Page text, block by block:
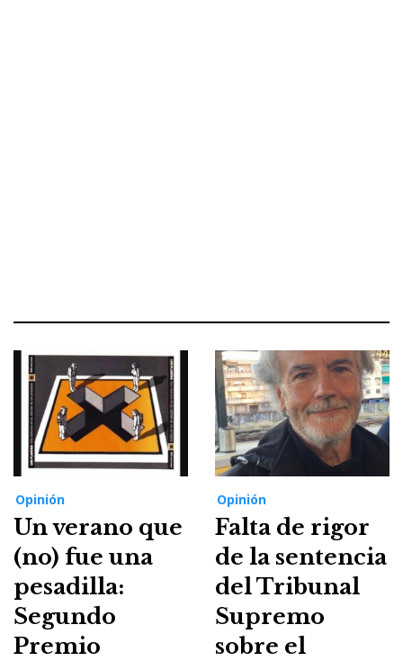
Opinión
Un verano que
(no) fue una
pesadilla:
Segundo
Premio
Opinión
Falta de rigor
de la sentencia
del Tribunal
Supremo
sobre el